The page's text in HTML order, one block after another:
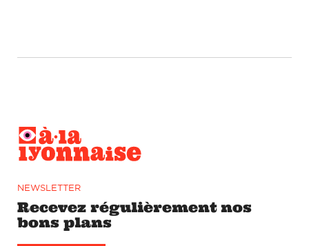
NEWSLETTER
Recevez régulièrement nos
bons plans